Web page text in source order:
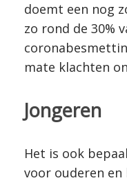
doemt een nog
zo rond de 30%
mate klachten
Jongeren
Het is ook
voor ouderen